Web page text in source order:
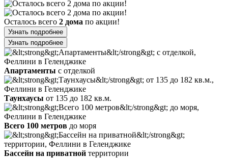
Осталось всего 2 дома по акции!
Узнать подробнее
Узнать подробнее
Апартаменты с отделкой
Таунхаусы от 135 до 182 кв.м.
Всего 100 метров до моря
Бассейн на приватной территории